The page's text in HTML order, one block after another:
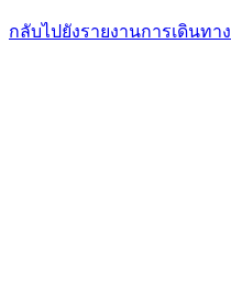
กลับไปยังรายงานการเดินทาง